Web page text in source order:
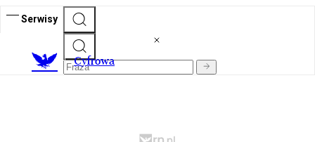
Serwisy
Cyfrowa